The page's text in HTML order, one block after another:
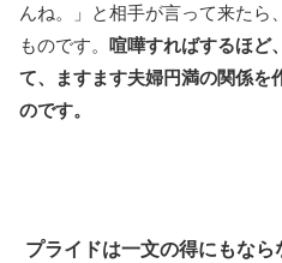
んね。」と相手が言って来たら
ものです。 喧嘩すればするほど
て、ますます夫婦円満の関係を
のです。
プライドは一文の得にもなら